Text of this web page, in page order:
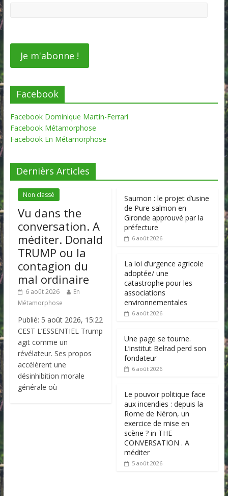
Facebook
Facebook Dominique Martin-Ferrari
Facebook Métamorphose
Facebook En Métamorphose
Dernièrs Articles
Non classé
Vu dans the
conversation. A
méditer. Donald
TRUMP ou la
contagion du
mal ordinaire
6 août 2026
En
Métamorphose
Publié: 5 août 2026, 15:22
CEST L’ESSENTIEL Trump
agit comme un
révélateur. Ses propos
accélèrent une
désinhibition morale
générale où
Saumon : le projet d’usine
de Pure salmon en
Gironde approuvé par la
préfecture
6 août 2026
La loi d’urgence agricole
adoptée/ une
catastrophe pour les
associations
environnementales
6 août 2026
Une page se tourne.
L’institut Belrad perd son
fondateur
6 août 2026
Le pouvoir politique face
aux incendies : depuis la
Rome de Néron, un
exercice de mise en
scène ? in THE
CONVERSATION . A
méditer
5 août 2026